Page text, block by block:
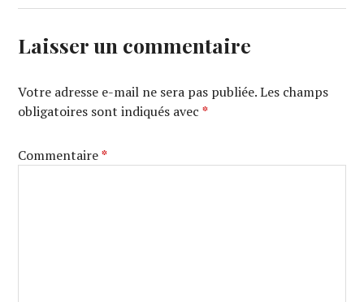
Laisser un commentaire
Votre adresse e-mail ne sera pas publiée. Les champs
obligatoires sont indiqués avec*
Commentaire*